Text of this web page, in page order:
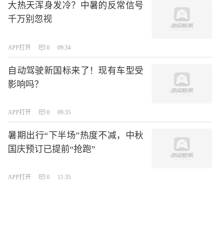
大热天浑身发冷？中暑的反常信号
千万别忽视
APP打开 0 09:34
自动驾驶新国标来了！现有车型受
影响吗？
APP打开 0 09:35
暑期出行“下半场”热度不减，中秋
国庆预订已提前“抢跑”
APP打开 0 11:35